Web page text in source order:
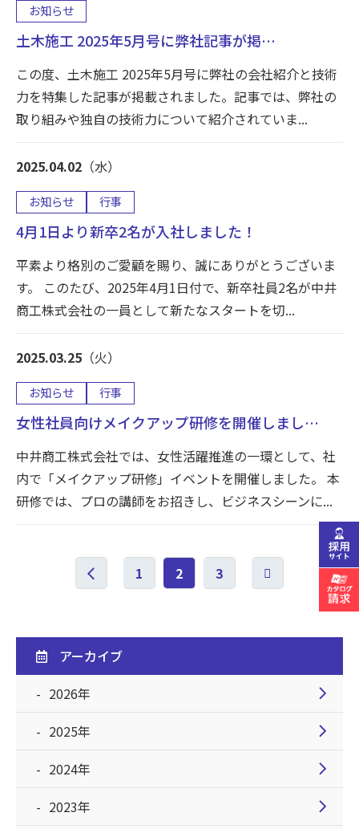
お知らせ
土木施工 2025年5月号に弊社記事が掲…
この度、土木施工 2025年5月号に弊社の会社紹介と技術
力を特集した記事が掲載されました。記事では、弊社の
取り組みや独自の技術力について紹介されていま...
2025.04.02 （水）
お知らせ 行事
4月1日より新卒2名が入社しました！
平素より格別のご愛顧を賜り、誠にありがとうございま
す。 このたび、2025年4月1日付で、新卒社員2名が中井
商工株式会社の一員として新たなスタートを切...
2025.03.25 （火）
お知らせ 行事
女性社員向けメイクアップ研修を開催しまし…
中井商工株式会社では、女性活躍推進の一環として、社
内で「メイクアップ研修」イベントを開催しました。 本
研修では、プロの講師をお招きし、ビジネスシーンに...
chevron_left 1 2 3
アーカイブ
2026年
chevron_right
2025年 chevron_right
2024年 chevron_right
2023年 chevron_right